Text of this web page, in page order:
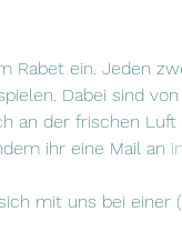
Rabet ein. Jeden
Dabei sind
an der frischen Luft
ihr eine Mail an
mit uns bei einer